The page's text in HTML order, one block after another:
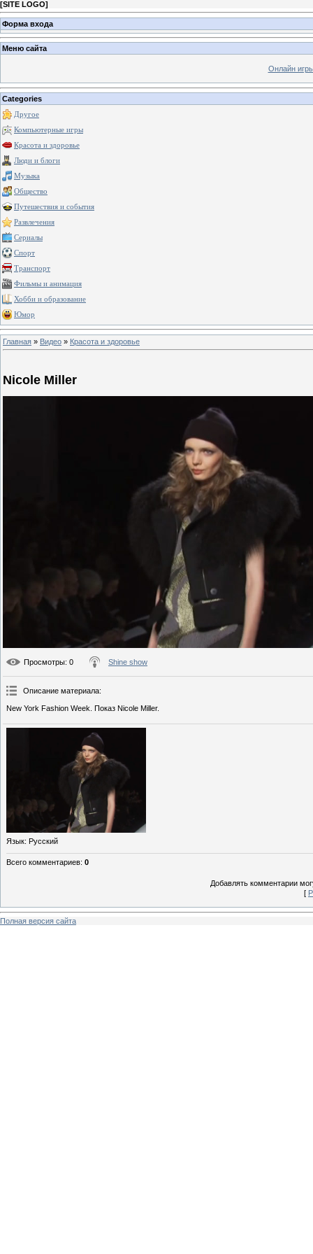
[SITE LOGO]
Форма входа
Меню сайта
Онлайн
Categories
Другое
Компьютерные игры
Красота и здоровье
Люди и блоги
Музыка
Общество
Путешествия и события
Развлечения
Сериалы
Спорт
Транспорт
Фильмы и анимация
Хобби и образование
Юмор
Главная » Видео » Красота и здоровье
Nicole Miller
Просмотры: 0 Shine show
Описание материала:
New York Fashion Week. Показ Nicole Miller.
Язык: Русский
Всего комментариев: 0
Добавлять комментарии
[
Полная версия сайта